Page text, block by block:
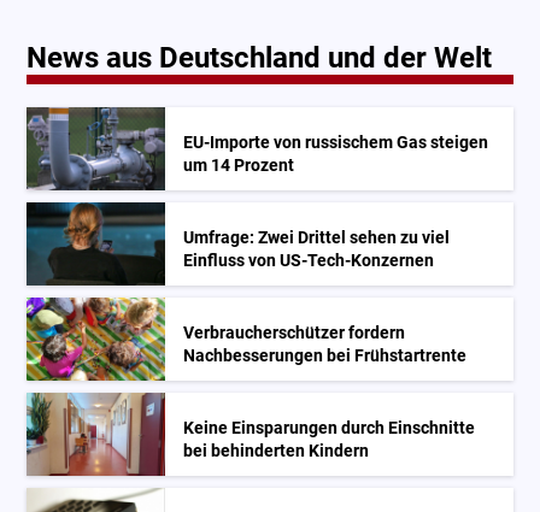
News aus Deutschland und der Welt
EU-Importe von russischem Gas steigen
um 14 Prozent
Umfrage: Zwei Drittel sehen zu viel
Einfluss von US-Tech-Konzernen
Verbraucherschützer fordern
Nachbesserungen bei Frühstartrente
Keine Einsparungen durch Einschnitte
bei behinderten Kindern